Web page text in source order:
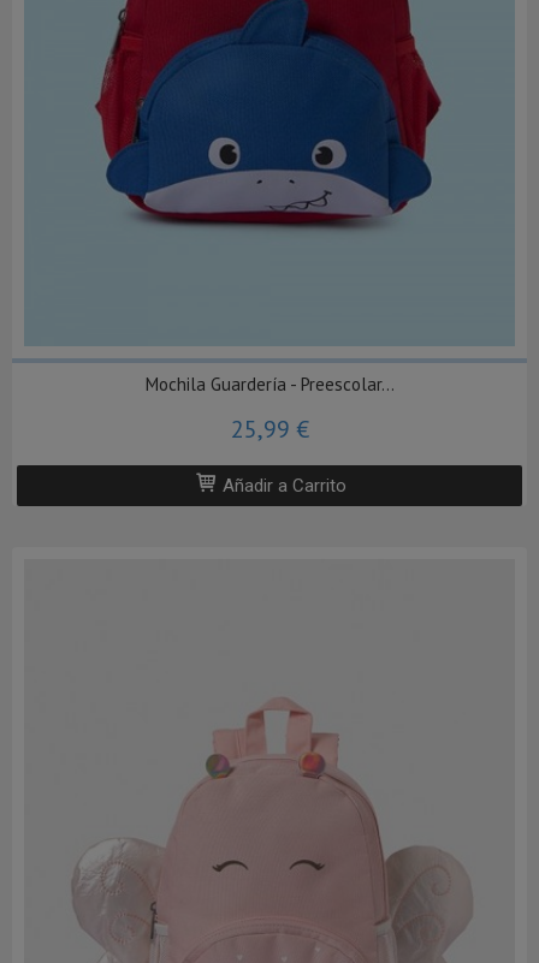
Mochila Guardería - Preescolar...
25,99 €
Añadir a Carrito